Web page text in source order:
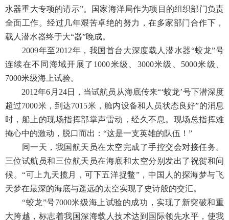
水器重大专项的请示”。国家海洋局作为项目的组织部门负责
全面工作。经过几年艰苦卓绝的努力，在多家部门合作下，
载人潜水器终于大“器”晚成。
2009年至2012年，我国首台大深度载人潜水器“蛟龙”号
连续在不同海域开展了1000米级、3000米级、5000米级、
7000米级海上试验。
2012年6月24日，当试航员从海底传来“‘蛟龙’号下潜深度
超过7000米，到达7015米，舱内设备和人员状态良好”的消息
时，船上的现场指挥部掌声雷动，经久不息。现场总指挥难
掩心中的激动，脱口而出：“这是一支英雄的队伍！”
同一天，我国航天员在太空完成了手控交会对接任务。
三位试航员和三位航天员在海底和太空分别发出了祝贺和问
候。“可上九天揽月，可下五洋捉鳖”，中国人的探海梦与飞
天梦在最深的海底与遥远的太空实现了史诗般的交汇。
“蛟龙”号7000米级海上试验的成功，实现了新突破和重
大跨越，标志着我国深海载人技术达到国际领先水平，使我